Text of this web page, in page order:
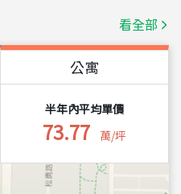
看全部
公寓
半年內平均單價
73.77 萬/坪